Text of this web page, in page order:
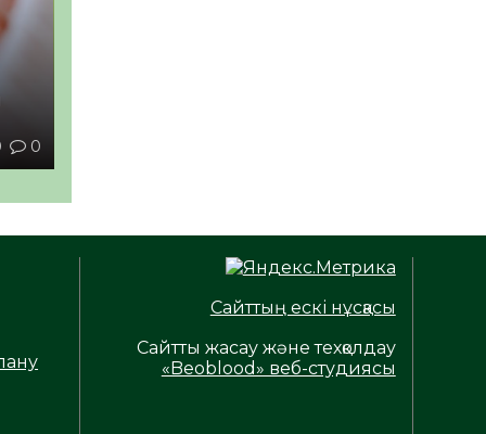
0
Сайттың ескі нұсқасы
Сайтты жасау және техқолдау
«Beoblood» веб-студиясы